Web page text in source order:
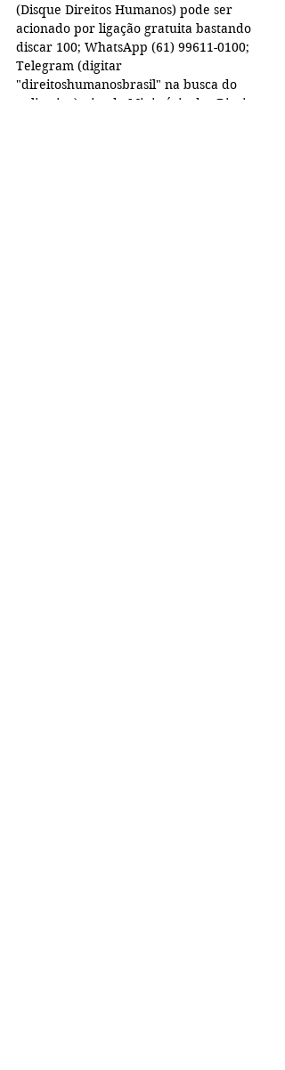
(Disque Direitos Humanos) pode ser
acionado por ligação gratuita bastando
discar 100; WhatsApp (61) 99611-0100;
Telegram (digitar
"direitoshumanosbrasil" na busca do
aplicativo); site do Ministério dos Direitos